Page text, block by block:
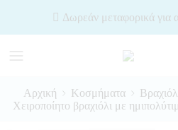
Δωρεάν μεταφορικά για
Αρχική Κοσμήματα
Χειροποίητο βραχιόλι με